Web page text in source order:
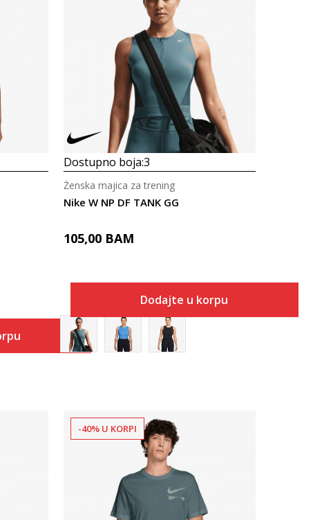
Uporedi
Dostupno boja:3
Nike W NP DF TANK GG
Ženska majica za trening
105,00 BAM
Dodajte u korpu
-40% U KORPI